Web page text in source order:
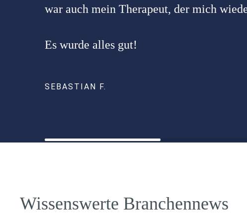
war auch mein Therapeut, der mich
Es wurde alles gut!
SEBASTIAN F.
Wissenswerte Branchennews